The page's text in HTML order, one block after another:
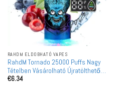
RAHDM ELDOBHATÓ VAPES
RahdM Tornado 25000 Puffs Nagy
Tételben Vásárolható Újratölthető
Eldobható Vape Nagykereskedelem
€6.34